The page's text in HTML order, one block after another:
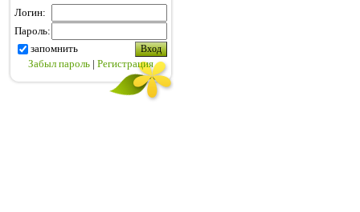
Логин:
Пароль:
запомнить
Забыл пароль | Регистрация